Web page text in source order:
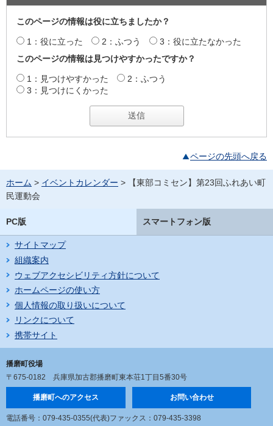
このページの情報は役に立ちましたか？
1：役に立った 2：ふつう
3：役に立たなかった
このページの情報は見つけやすかったですか？
1：見つけやすかった
2：ふつう
3：見つけにくかった
ページの先頭へ戻る
ホーム > イベントカレンダー > 【東部コミセン】第23回ふれあい町
民運動会
PC版 スマートフォン版
サイトマップ
組織案内
ウェブアクセシビリティ方針について
ホームページの使い方
個人情報の取り扱いについて
リンクについて
携帯サイト
播磨町役場
〒675-0182 兵庫県加古郡播磨町東本荘1丁目5番30号
播磨町へのアクセス お問い合わせ
電話番号：079-435-0355(代表)ファックス：079-435-3398